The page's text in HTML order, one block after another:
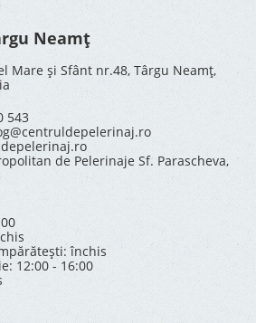
Neamț
Mare și Sfânt nr.48, Târgu Neamț,
543
de Pelerinaje Sf. Parascheva,
închis
12:00 - 16:00